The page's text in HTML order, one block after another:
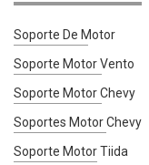
Soporte De Motor
Soporte Motor Vento
Soporte Motor Chevy
Soportes Motor Chevy
Soporte Motor Tiida